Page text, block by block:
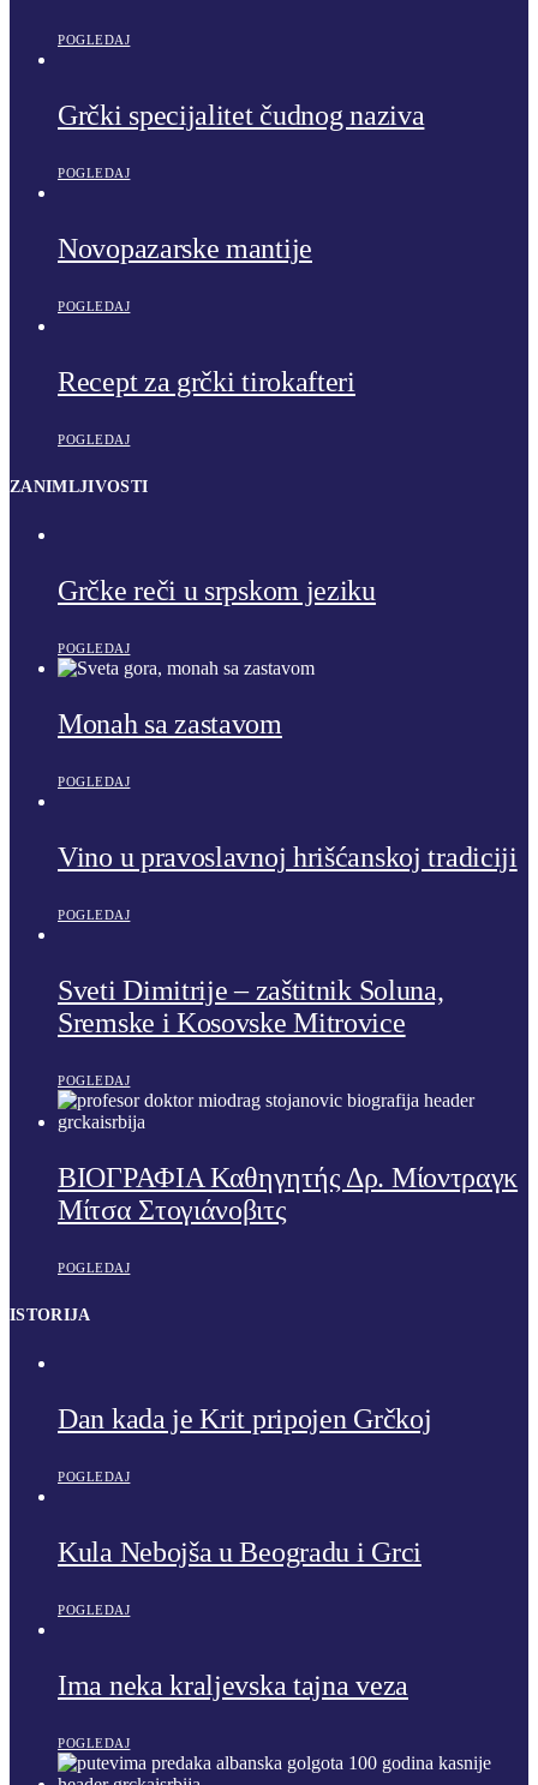
POGLEDAJ
Grčki specijalitet čudnog naziva
POGLEDAJ
Novopazarske mantije
POGLEDAJ
Recept za grčki tirokafteri
POGLEDAJ
ZANIMLJIVOSTI
Grčke reči u srpskom jeziku
POGLEDAJ
Monah sa zastavom
POGLEDAJ
Vino u pravoslavnoj hrišćanskoj tradiciji
POGLEDAJ
Sveti Dimitrije – zaštitnik Soluna,
Sremske i Kosovske Mitrovice
POGLEDAJ
ΒΙΟΓΡΑΦΙΑ Καθηγητής Δρ. Μίοντραγκ
Μίτσα Στογιάνοβιτς
POGLEDAJ
ISTORIJA
Dan kada je Krit pripojen Grčkoj
POGLEDAJ
Kula Nebojša u Beogradu i Grci
POGLEDAJ
Ima neka kraljevska tajna veza
POGLEDAJ